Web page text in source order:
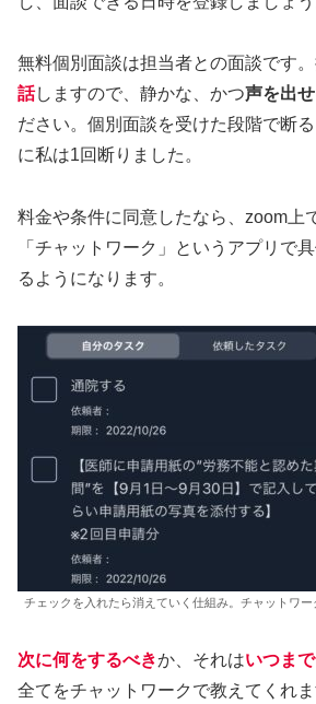
無料個別面談は担当者との面談です
話しますので、静かな、かつ声を出
ださい。個別面談を受けた段階で断
に私は1回断りました。
料金や条件に同意したなら、zoom上
「チャットワーク」というアプリで
るようになります。
チェックを入れたら消えていく仕組み。チャットワー
次に何をするべきか、それはいつま
全てをチャットワークで教えてくれ